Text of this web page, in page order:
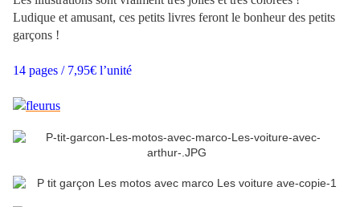
Ludique et amusant, ces petits livres feront le bonheur des petits
garçons !
14 pages / 7,95€ l’unité